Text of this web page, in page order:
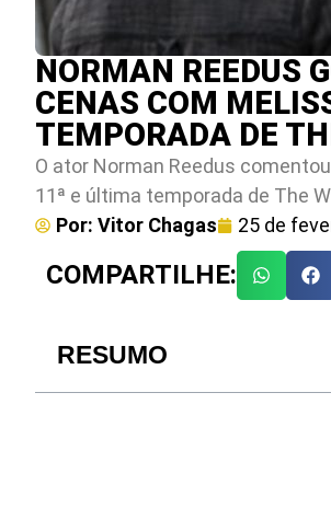
NORMAN REEDUS
CENAS COM
TEMPORADA DE
O ator Norman Reedus
11ª e última temporada de The
Por: Vitor Chagas 25 de
COMPARTILHE:
RESUMO